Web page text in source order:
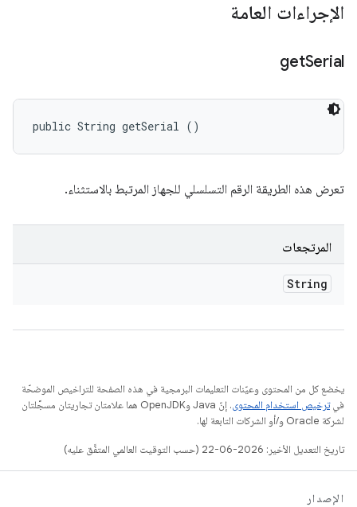
الإجراءات العامة
getSerial
public String getSerial ()
تعرض هذه الطريقة الرقم التسلسلي للجهاز المرتبط بالاستثناء.
المرتجعات
String
يخضع كل من المحتوى وعيّنات التعليمات البرمجية في هذه الصفحة للتراخيص الموضحّة
فيترخيص استخدام المحتوى
. إنّ Java وOpenJDK هما علامتان تجاريتان مسجَّلتان
لشركة Oracle و/أو الشركات التابعة لها.
تاريخ التعديل الأخير: 2026-06-22 (حسب التوقيت العالمي المتفَّق عليه)
الإصدار